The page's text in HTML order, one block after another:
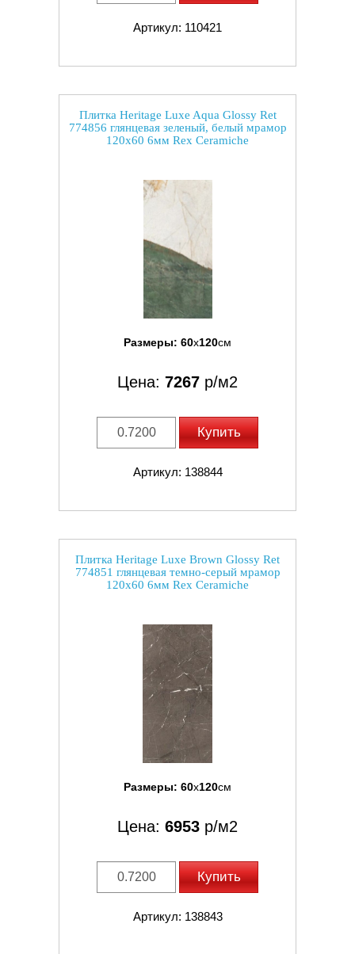
Артикул: 110421
Плитка Heritage Luxe Aqua Glossy Ret
774856 глянцевая зеленый, белый мрамор
120x60 6мм Rex Ceramiche
Размеры: 60x120см
Цена: 7267 р/м2
Купить
Артикул: 138844
Плитка Heritage Luxe Brown Glossy Ret
774851 глянцевая темно-серый мрамор
120x60 6мм Rex Ceramiche
Размеры: 60x120см
Цена: 6953 р/м2
Купить
Артикул: 138843